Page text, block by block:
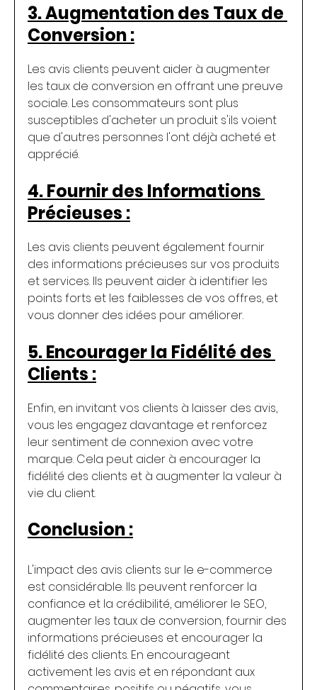
3. Augmentation des Taux de
Conversion :
Les avis clients peuvent aider à augmenter
les taux de conversion en offrant une preuve
sociale. Les consommateurs sont plus
susceptibles d'acheter un produit s'ils voient
que d'autres personnes l'ont déjà acheté et
apprécié.
4. Fournir des Informations
Précieuses :
Les avis clients peuvent également fournir
des informations précieuses sur vos produits
et services. Ils peuvent aider à identifier les
points forts et les faiblesses de vos offres, et
vous donner des idées pour améliorer.
5. Encourager la Fidélité des
Clients :
Enfin, en invitant vos clients à laisser des avis,
vous les engagez davantage et renforcez
leur sentiment de connexion avec votre
marque. Cela peut aider à encourager la
fidélité des clients et à augmenter la valeur à
vie du client.
Conclusion :
L'impact des avis clients sur le e-commerce
est considérable. Ils peuvent renforcer la
confiance et la crédibilité, améliorer le SEO,
augmenter les taux de conversion, fournir des
informations précieuses et encourager la
fidélité des clients. En encourageant
activement les avis et en répondant aux